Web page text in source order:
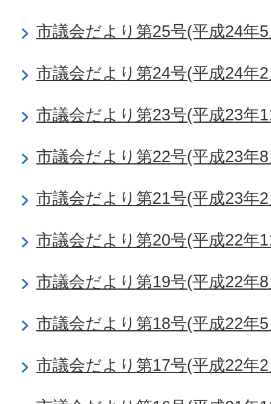
市議会だより第25号(平成24年
市議会だより第24号(平成24年
市議会だより第23号(平成23年
市議会だより第22号(平成23年
市議会だより第21号(平成23年
市議会だより第20号(平成22年
市議会だより第19号(平成22年
市議会だより第18号(平成22年
市議会だより第17号(平成22年